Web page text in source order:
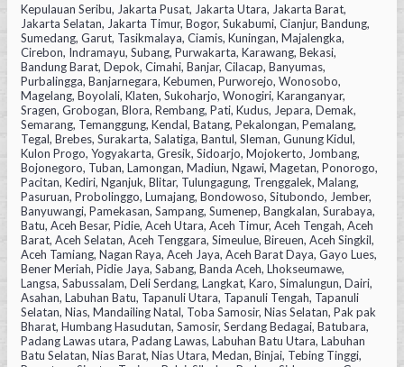
Kepulauan Seribu, Jakarta Pusat, Jakarta Utara, Jakarta Barat,
Jakarta Selatan, Jakarta Timur, Bogor, Sukabumi, Cianjur, Bandung,
Sumedang, Garut, Tasikmalaya, Ciamis, Kuningan, Majalengka,
Cirebon, Indramayu, Subang, Purwakarta, Karawang, Bekasi,
Bandung Barat, Depok, Cimahi, Banjar, Cilacap, Banyumas,
Purbalingga, Banjarnegara, Kebumen, Purworejo, Wonosobo,
Magelang, Boyolali, Klaten, Sukoharjo, Wonogiri, Karanganyar,
Sragen, Grobogan, Blora, Rembang, Pati, Kudus, Jepara, Demak,
Semarang, Temanggung, Kendal, Batang, Pekalongan, Pemalang,
Tegal, Brebes, Surakarta, Salatiga, Bantul, Sleman, Gunung Kidul,
Kulon Progo, Yogyakarta, Gresik, Sidoarjo, Mojokerto, Jombang,
Bojonegoro, Tuban, Lamongan, Madiun, Ngawi, Magetan, Ponorogo,
Pacitan, Kediri, Nganjuk, Blitar, Tulungagung, Trenggalek, Malang,
Pasuruan, Probolinggo, Lumajang, Bondowoso, Situbondo, Jember,
Banyuwangi, Pamekasan, Sampang, Sumenep, Bangkalan, Surabaya,
Batu, Aceh Besar, Pidie, Aceh Utara, Aceh Timur, Aceh Tengah, Aceh
Barat, Aceh Selatan, Aceh Tenggara, Simeulue, Bireuen, Aceh Singkil,
Aceh Tamiang, Nagan Raya, Aceh Jaya, Aceh Barat Daya, Gayo Lues,
Bener Meriah, Pidie Jaya, Sabang, Banda Aceh, Lhokseumawe,
Langsa, Sabussalam, Deli Serdang, Langkat, Karo, Simalungun, Dairi,
Asahan, Labuhan Batu, Tapanuli Utara, Tapanuli Tengah, Tapanuli
Selatan, Nias, Mandailing Natal, Toba Samosir, Nias Selatan, Pak pak
Bharat, Humbang Hasudutan, Samosir, Serdang Bedagai, Batubara,
Padang Lawas utara, Padang Lawas, Labuhan Batu Utara, Labuhan
Batu Selatan, Nias Barat, Nias Utara, Medan, Binjai, Tebing Tinggi,